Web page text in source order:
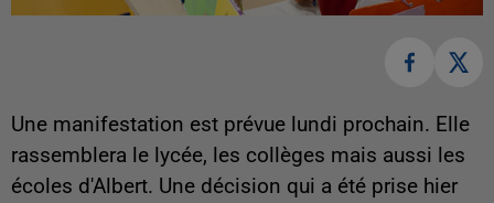
Une manifestation est prévue lundi prochain. Elle
rassemblera le lycée, les collèges mais aussi les
écoles d'Albert. Une décision qui a été prise hier